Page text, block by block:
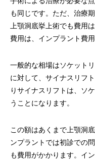
も同じです。ただ、治療
上顎洞底挙上術でも費用
費用は、インプラント費
一般的な相場はソケット
に対して、サイナスリフ
りサイナスリフトは、ソ
うことになります。
この額はあくまで上顎洞
ンプラントでは初診での
も費用がかかります。イ